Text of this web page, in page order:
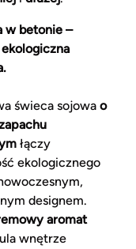
w betonie –
świeca sojowa o
łączy
ekologicznego
designem.
aromat
wnętrze